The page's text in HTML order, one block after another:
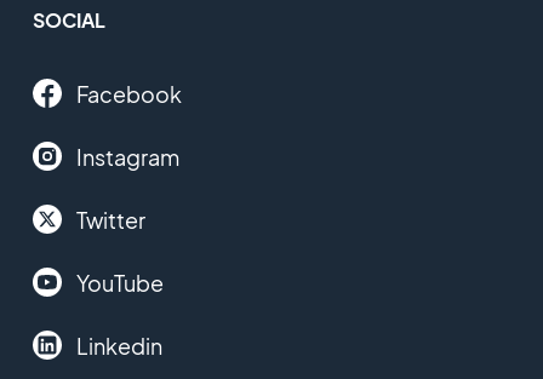
SOCIAL
Facebook
Instagram
Twitter
YouTube
Linkedin